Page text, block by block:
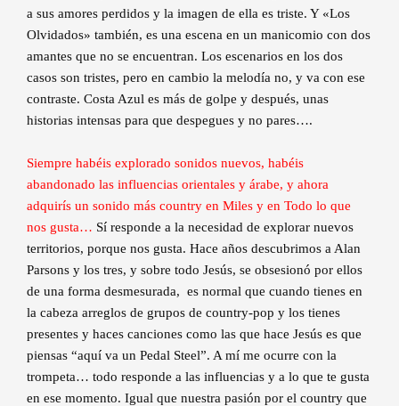
a sus amores perdidos y la imagen de ella es triste. Y «Los
Olvidados» también, es una escena en un manicomio con dos
amantes que no se encuentran. Los escenarios en los dos
casos son tristes, pero en cambio la melodía no, y va con ese
contraste. Costa Azul es más de golpe y después, unas
historias intensas para que despegues y no pares….
Siempre habéis explorado sonidos nuevos, habéis
abandonado las influencias orientales y árabe, y ahora
adquirís un sonido más country en Miles y en Todo lo que
nos gusta… Sí responde a la necesidad de explorar nuevos
territorios, porque nos gusta. Hace años descubrimos a Alan
Parsons y los tres, y sobre todo Jesús, se obsesionó por ellos
de una forma desmesurada, es normal que cuando tienes en
la cabeza arreglos de grupos de country-pop y los tienes
presentes y haces canciones como las que hace Jesús es que
piensas “aquí va un Pedal Steel”. A mí me ocurre con la
trompeta… todo responde a las influencias y a lo que te gusta
en ese momento. Igual que nuestra pasión por el country que